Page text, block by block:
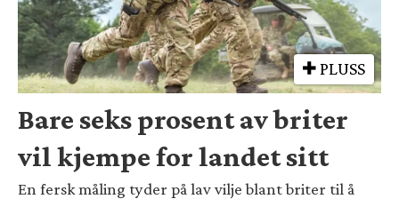
PLUSS
Bare seks prosent av briter
vil kjempe for landet sitt
En fersk måling tyder på lav vilje blant briter til å